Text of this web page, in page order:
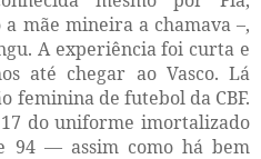
mãe mineira a chamava –,
A experiência foi curta e
até chegar ao Vasco. Lá
feminina de futebol da CBF.
do uniforme imortalizado
94 — assim como há bem